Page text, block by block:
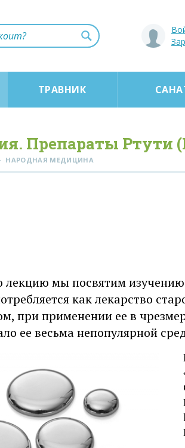
ТРАВНИК
Препараты Ртути
НАРОДНАЯ МЕДИЦИНА
мы посвятим изучению
как лекарство
при применении ее в
ее весьма непопулярной